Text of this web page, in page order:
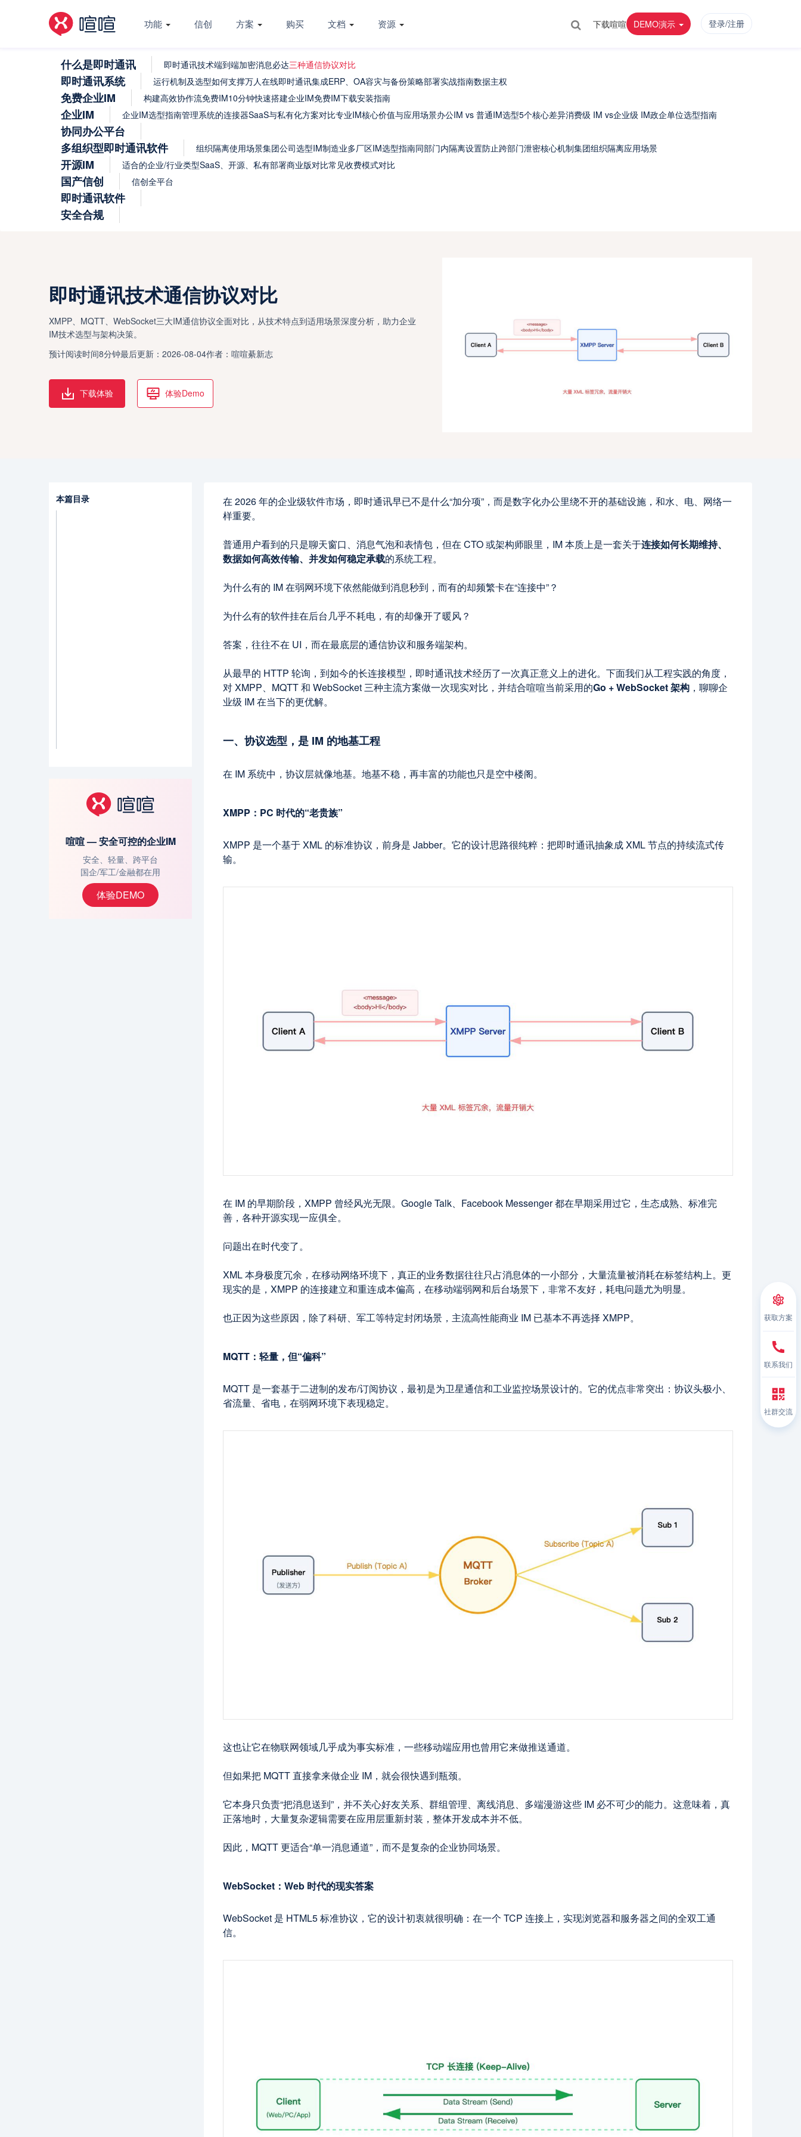
功能 信创 方案 购买 文档 资源 下载喧喧 DEMO演示 登录/注册
什么是即时通讯 即时通讯技术端到端加密消息必达三种通信协议对比
即时通讯系统 运行机制及选型如何支撑万人在线即时通讯集成ERP、OA容灾与备份策略部署实战指南数据主权
免费企业IM 构建高效协作流免费IM10分钟快速搭建企业IM免费IM下载安装指南
企业IM 企业IM选型指南管理系统的连接器SaaS与私有化方案对比专业IM核心价值与应用场景办公IM vs 普通IM选型5个核心差异消费级 IM vs企业级 IM政企单位选型指南
协同办公平台
多组织型即时通讯软件
组织隔离使用场景集团公司选型IM制造业多厂区IM选型指南同部门内隔离设置防止跨部门泄密核心机制集团组织隔离应用场景
开源IM 适合的企业/行业类型SaaS、开源、私有部署商业版对比常见收费模式对比
国产信创 信创全平台
即时通讯软件
安全合规
即时通讯技术通信协议对比
XMPP、MQTT、WebSocket三大IM通信协议全面对比，从技术特点到适用场景深度分析，助力企业
IM技术选型与架构决策。
预计阅读时间8分钟最后更新：2026-08-04作者：喧喧綦新志
下载体验 体验Demo
本篇目录
喧喧 — 安全可控的企业IM
安全、轻量、跨平台
国企/军工/金融都在用
体验DEMO
在 2026 年的企业级软件市场，即时通讯早已不是什么“加分项”，而是数字化办公里绕不开的基础设施，和水、电、网络一
样重要。
普通用户看到的只是聊天窗口、消息气泡和表情包，但在 CTO 或架构师眼里，IM 本质上是一套关于连接如何长期维持、
数据如何高效传输、并发如何稳定承载的系统工程。
为什么有的 IM 在弱网环境下依然能做到消息秒到，而有的却频繁卡在“连接中”？
为什么有的软件挂在后台几乎不耗电，有的却像开了暖风？
答案，往往不在 UI，而在最底层的通信协议和服务端架构。
从最早的 HTTP 轮询，到如今的长连接模型，即时通讯技术经历了一次真正意义上的进化。下面我们从工程实践的角度，
对 XMPP、MQTT 和 WebSocket 三种主流方案做一次现实对比，并结合喧喧当前采用的Go + WebSocket架构 ，聊聊企
业级 IM 在当下的更优解。
一、协议选型，是 IM 的地基工程
在 IM 系统中，协议层就像地基。地基不稳，再丰富的功能也只是空中楼阁。
XMPP：PC 时代的“老贵族”
XMPP 是一个基于 XML 的标准协议，前身是 Jabber。它的设计思路很纯粹：把即时通讯抽象成 XML 节点的持续流式传
输。
在 IM 的早期阶段，XMPP 曾经风光无限。Google Talk、Facebook Messenger 都在早期采用过它，生态成熟、标准完
善，各种开源实现一应俱全。
问题出在时代变了。
XML 本身极度冗余，在移动网络环境下，真正的业务数据往往只占消息体的一小部分，大量流量被消耗在标签结构上。更
现实的是，XMPP 的连接建立和重连成本偏高，在移动端弱网和后台场景下，非常不友好，耗电问题尤为明显。
也正因为这些原因，除了科研、军工等特定封闭场景，主流高性能商业 IM 已基本不再选择 XMPP。
MQTT：轻量，但“偏科”
MQTT 是一套基于二进制的发布/订阅协议，最初是为卫星通信和工业监控场景设计的。它的优点非常突出：协议头极小、
省流量、省电，在弱网环境下表现稳定。
这也让它在物联网领域几乎成为事实标准，一些移动端应用也曾用它来做推送通道。
但如果把 MQTT 直接拿来做企业 IM，就会很快遇到瓶颈。
它本身只负责“把消息送到”，并不关心好友关系、群组管理、离线消息、多端漫游这些 IM 必不可少的能力。这意味着，真
正落地时，大量复杂逻辑需要在应用层重新封装，整体开发成本并不低。
因此，MQTT 更适合“单一消息通道”，而不是复杂的企业协同场景。
WebSocket：Web 时代的现实答案
WebSocket 是 HTML5 标准协议，它的设计初衷就很明确：在一个 TCP 连接上，实现浏览器和服务器之间的全双工通
信。
获取方案
联系我们
社群交流